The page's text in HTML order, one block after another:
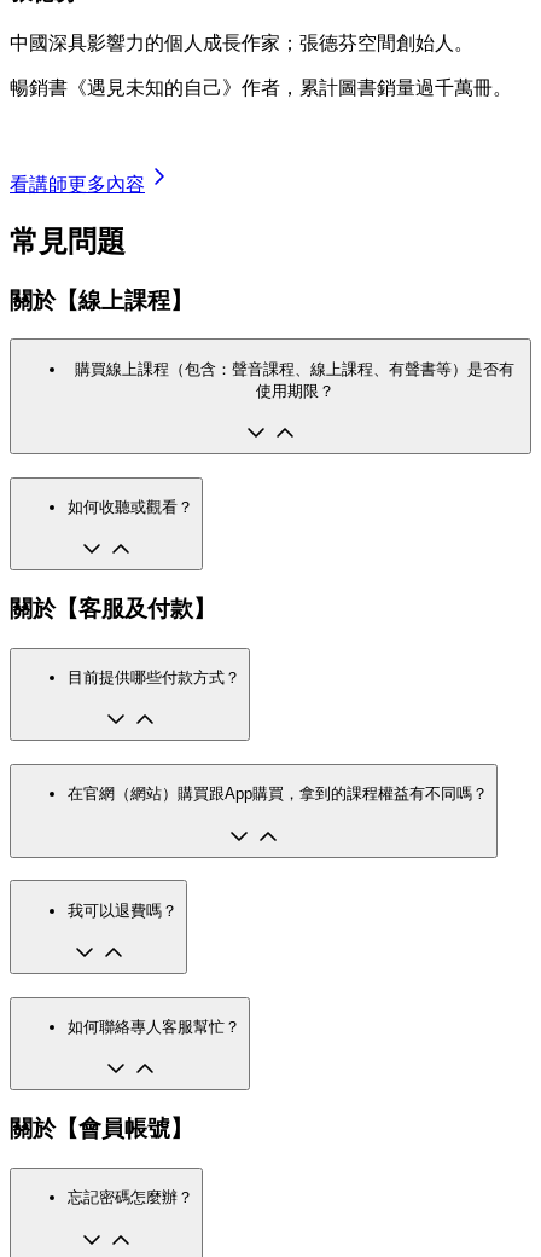
中國深具影響力的個人成長作家；張德芬空間創始人。
暢銷書《遇見未知的自己》作者，累計圖書銷量過千萬冊。
看講師更多內容
常見問題
關於【線上課程】
購買線上課程（包含：聲音課程、線上課程、有聲書等）是否有
使用期限？
如何收聽或觀看？
關於【客服及付款】
目前提供哪些付款方式？
在官網（網站）購買跟App購買，拿到的課程權益有不同嗎？
我可以退費嗎？
如何聯絡專人客服幫忙？
關於【會員帳號】
忘記密碼怎麼辦？